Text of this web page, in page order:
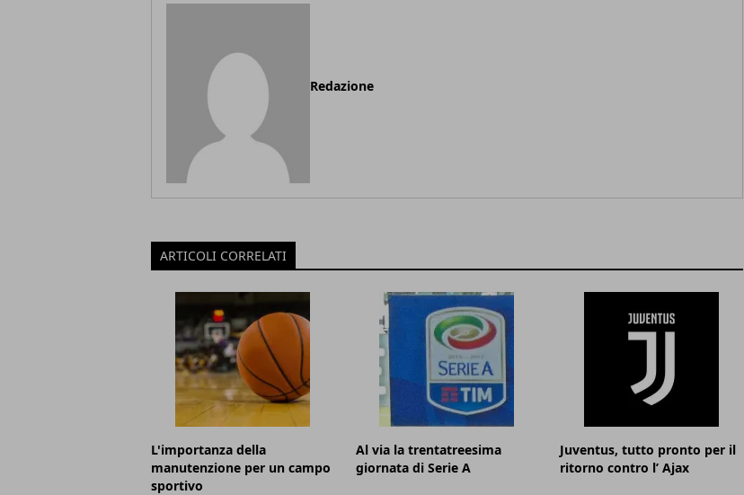
Redazione
ARTICOLI CORRELATI
L'importanza della
manutenzione per un campo
sportivo
Al via la trentatreesima
giornata di Serie A
Juventus, tutto pronto per il
ritorno contro l’ Ajax